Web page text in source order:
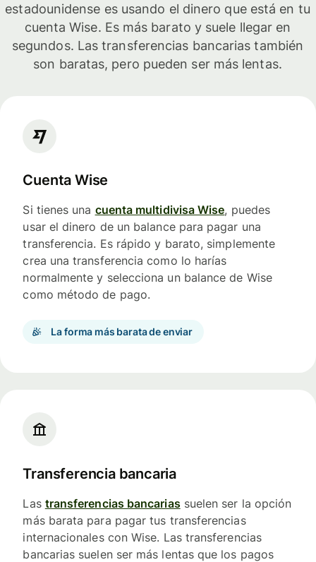
estadounidense es usando el dinero que está en tu
cuenta Wise. Es más barato y suele llegar en
segundos. Las transferencias bancarias también
son baratas, pero pueden ser más lentas.
Cuenta Wise
Si tienes una cuenta multidivisa Wise, puedes
usar el dinero de un balance para pagar una
transferencia. Es rápido y barato, simplemente
crea una transferencia como lo harías
normalmente y selecciona un balance de Wise
como método de pago.
La forma más barata de enviar
Transferencia bancaria
Las transferencias bancariassuelen ser la opción
más barata para pagar tus transferencias
internacionales con Wise. Las transferencias
bancarias suelen ser más lentas que los pagos